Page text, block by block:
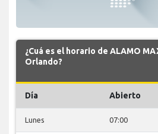
¿Cuá es el horario de ALAMO
Orlando?
Día Abierto
Lunes 07:00